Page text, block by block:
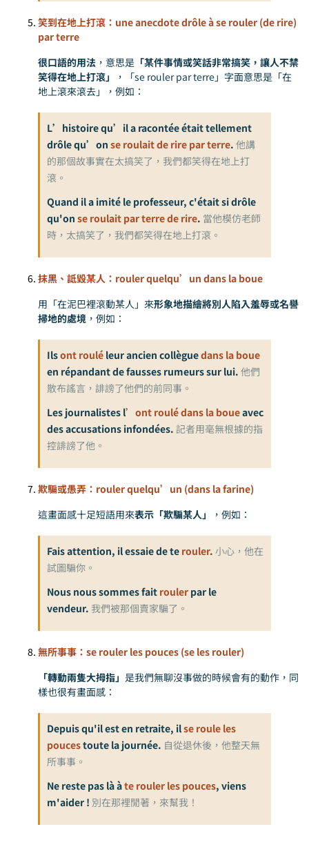
笑到在地上打滾：une anecdote drôle à se rouler (de rire)
par terre
很口語的用法 ，意思是 「某件事情或笑話非常搞笑，讓人不禁
笑得在地上打滾」
，「se rouler par terre」字面意思是「在
地上滾來滾去」，例如：
L’histoire qu’il a racontée était tellement
drôle qu’on se roulait de rire par terre. 他講
的那個故事實在太搞笑了，我們都笑得在地上打
滾。
Quand il a imité le professeur, c'était si drôle
qu'on se roulait par terre de rire. 當他模仿老師
時，太搞笑了，我們都笑得在地上打滾。
抹黑、詆毀某人：rouler quelqu’un dans la boue
用「在泥巴裡滾動某人」來形象地描繪將別人陷入羞辱或名譽
掃地的處境 ，例如：
Ilsont roulé leur ancien collèguedans la boue
en répandant de fausses rumeurs sur lui. 他們
散布謠言，誹謗了他們的前同事。
Les journalistes l’ont roulé dans la boueavec
des accusations infondées. 記者用毫無根據的指
控誹謗了他。
欺騙或愚弄：rouler quelqu’un (dans la farine)
這畫面感十足短語用來表示「欺騙某人」 ，例如：
Fais attention, il essaie de te rouler. 小心，他在
試圖騙你。
Nous nous sommes fait rouler par le
vendeur. 我們被那個賣家騙了。
無所事事：se rouler les pouces (se les rouler)
「轉動兩隻大拇指」 是我們無聊沒事做的時候會有的動作，同
樣也很有畫面感：
Depuis qu'il est en retraite, ilse roule les
poucestoute la journée. 自從退休後，他整天無
所事事。
Ne reste pas là àte rouler les pouces, viens
m'aider ! 別在那裡閒著，來幫我！